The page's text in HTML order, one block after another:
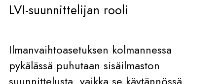
LVI-suunnittelijan rooli
Ilmanvaihtoasetuksen kolmannessa
pykälässä puhutaan sisäilmaston